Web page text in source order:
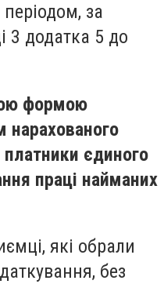
за
3 додатка 5 до
формою
нарахованого
єдиного
праці найманих
які обрали
без